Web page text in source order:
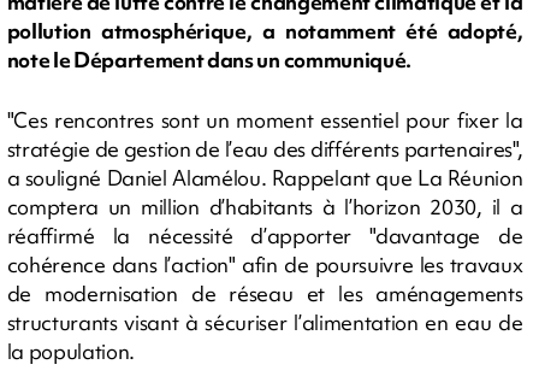
pollution atmosphérique, a notamment été adopté,
note le Département dans un communiqué.
"Ces rencontres sont un moment essentiel pour fixer la
stratégie de gestion de l’eau des différents partenaires",
a souligné Daniel Alamélou. Rappelant que La Réunion
comptera un million d’habitants à l’horizon 2030, il a
réaffirmé la nécessité d’apporter "davantage de
cohérence dans l’action" afin de poursuivre les travaux
de modernisation de réseau et les aménagements
structurants visant à sécuriser l’alimentation en eau de
la population.